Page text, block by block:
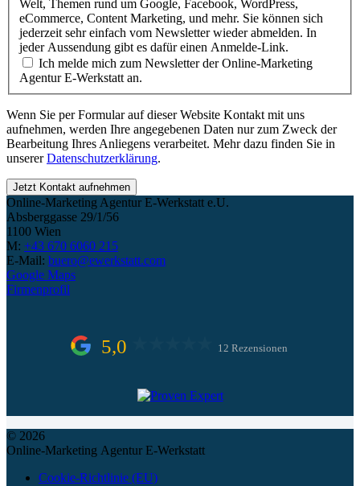
Welt, Themen rund um Google, Facebook, WordPress,
eCommerce, Content Marketing, und mehr. Sie können sich
jederzeit sehr einfach vom Newsletter wieder abmelden. In
jeder Aussendung gibt es dafür einen Anmelde-Link.
Ich melde mich zum Newsletter der Online-Marketing
Agentur E-Werkstatt an.
Wenn Sie per Formular auf dieser Website Kontakt mit uns
aufnehmen, werden Ihre angegebenen Daten nur zum Zweck der
Bearbeitung Ihres Anliegens verarbeitet. Mehr dazu finden Sie in
unsererDatenschutzerklärung.
Jetzt Kontakt aufnehmen
Online-Marketing Agentur E-Werkstatt e.U.
Absberggasse 29/1/56
1100 Wien
M: +43 670 6060 215
E-Mail: buero@ewerkstatt.com
Google Maps
Firmenprofil
5,0 12 Rezensionen
© 2026
Online-Marketing Agentur E-Werkstatt
Cookie-Richtlinie (EU)